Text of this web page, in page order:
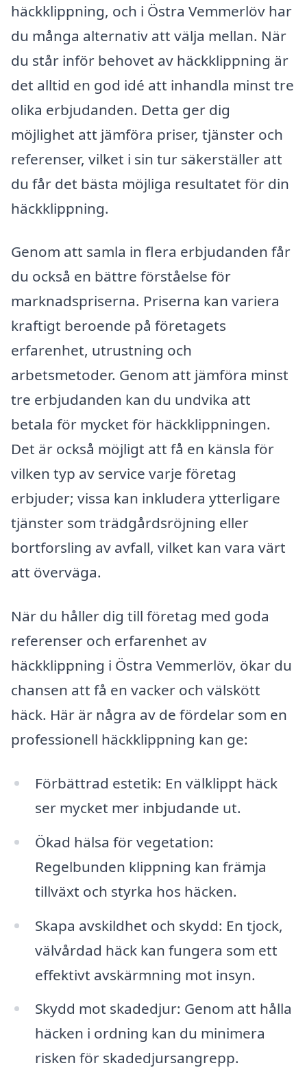
häckklippning, och i Östra Vemmerlöv har
du många alternativ att välja mellan. När
du står inför behovet av häckklippning är
det alltid en god idé att inhandla minst tre
olika erbjudanden. Detta ger dig
möjlighet att jämföra priser, tjänster och
referenser, vilket i sin tur säkerställer att
du får det bästa möjliga resultatet för din
häckklippning.
Genom att samla in flera erbjudanden får
du också en bättre förståelse för
marknadspriserna. Priserna kan variera
kraftigt beroende på företagets
erfarenhet, utrustning och
arbetsmetoder. Genom att jämföra minst
tre erbjudanden kan du undvika att
betala för mycket för häckklippningen.
Det är också möjligt att få en känsla för
vilken typ av service varje företag
erbjuder; vissa kan inkludera ytterligare
tjänster som trädgårdsröjning eller
bortforsling av avfall, vilket kan vara värt
att överväga.
När du håller dig till företag med goda
referenser och erfarenhet av
häckklippning i Östra Vemmerlöv, ökar du
chansen att få en vacker och välskött
häck. Här är några av de fördelar som en
professionell häckklippning kan ge:
Förbättrad estetik: En välklippt häck
ser mycket mer inbjudande ut.
Ökad hälsa för vegetation:
Regelbunden klippning kan främja
tillväxt och styrka hos häcken.
Skapa avskildhet och skydd: En tjock,
välvårdad häck kan fungera som ett
effektivt avskärmning mot insyn.
Skydd mot skadedjur: Genom att hålla
häcken i ordning kan du minimera
risken för skadedjursangrepp.